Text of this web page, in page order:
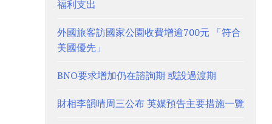
福利支出
外國旅客訪國家公園收費增逾700元 「符合
美國優先」
BNO要求增加仍在諮詢期 或設過渡期
財相李韻晴周三公布 英媒預告主要措施一覽